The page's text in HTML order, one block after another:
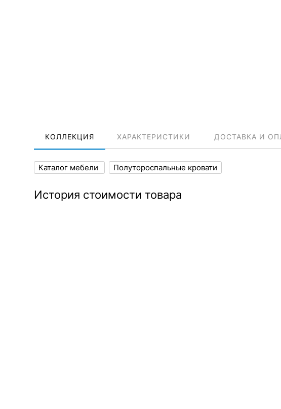
КОЛЛЕКЦИЯ ХАРАКТЕРИСТИКИ ДОСТАВКА И
Каталог мебели Полутороспальные кровати
История стоимости товара